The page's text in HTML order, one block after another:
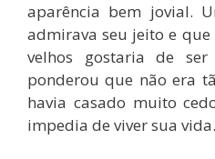
aparência bem jovial.
admirava seu jeito e que
velhos gostaria de
ponderou que não era
havia casado muito
impedia de viver sua